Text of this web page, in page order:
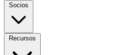
Socios
Recursos